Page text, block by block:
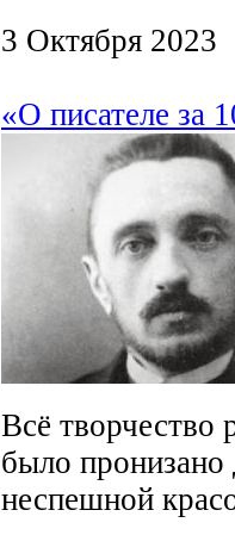
3 Октября 2023
«О писателе за
Всё творчество
было пронизано
неспешной